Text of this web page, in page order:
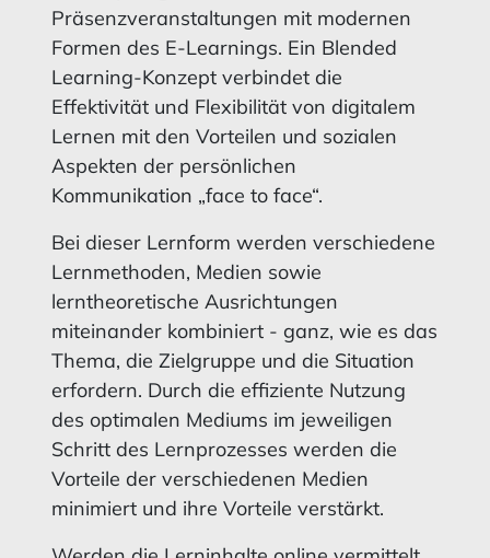
Präsenzveranstaltungen mit modernen
Formen des E-Learnings. Ein Blended
Learning-Konzept verbindet die
Effektivität und Flexibilität von digitalem
Lernen mit den Vorteilen und sozialen
Aspekten der persönlichen
Kommunikation „face to face“.
Bei dieser Lernform werden verschiedene
Lernmethoden, Medien sowie
lerntheoretische Ausrichtungen
miteinander kombiniert - ganz, wie es das
Thema, die Zielgruppe und die Situation
erfordern. Durch die effiziente Nutzung
des optimalen Mediums im jeweiligen
Schritt des Lernprozesses werden die
Vorteile der verschiedenen Medien
minimiert und ihre Vorteile verstärkt.